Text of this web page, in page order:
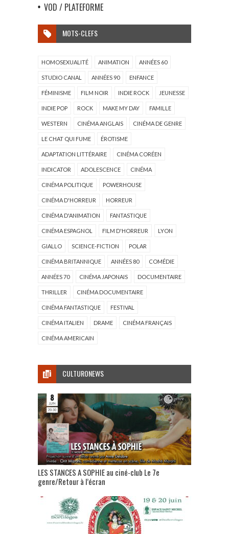
VOD / PLATEFORME
MOTS-CLEFS
HOMOSEXUALITÉ ANIMATION ANNÉES 60
STUDIO CANAL ANNÉES 90 ENFANCE
FÉMINISME FILM NOIR INDIE ROCK JEUNESSE
INDIE POP ROCK MAKE MY DAY FAMILLE
WESTERN CINÉMA ANGLAIS CINÉMA DE GENRE
LE CHAT QUI FUME ÉROTISME
ADAPTATION LITTÉRAIRE CINÉMA CORÉEN
INDICATOR ADOLESCENCE CINÉMA
CINÉMA POLITIQUE POWERHOUSE
CINÉMA D'HORREUR HORREUR
CINÉMA D'ANIMATION FANTASTIQUE
CINÉMA ESPAGNOL FILM D'HORREUR LYON
GIALLO SCIENCE-FICTION POLAR
CINÉMA BRITANNIQUE ANNÉES 80 COMÉDIE
ANNÉES 70 CINÉMA JAPONAIS DOCUMENTAIRE
THRILLER CINÉMA DOCUMENTAIRE
CINÉMA FANTASTIQUE FESTIVAL
CINÉMA ITALIEN DRAME CINÉMA FRANÇAIS
CINÉMA AMERICAIN
CULTURONEWS
LES STANCES A SOPHIE au ciné-club Le 7e
genre/Retour à l’écran